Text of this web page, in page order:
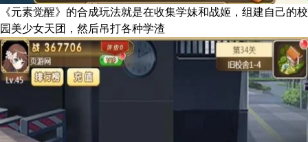
《元素觉醒》的合成玩法就是在收集学妹和战姬，组建自己的校
园美少女天团，然后吊打各种学渣